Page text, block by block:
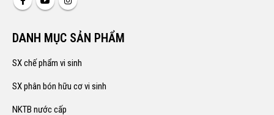
DANH MỤC SẢN PHẨM
SX chế phẩm vi sinh
SX phân bón hữu cơ vi sinh
NKTB nước cấp